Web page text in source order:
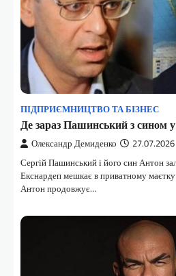
ПІДПРИЄМНИЦТВО ТА БІЗНЕС
Де зараз Пашинський з сином
Олександр Демиденко 27.07.2026
Сергій Пашинський і його син Антон
Екснардеп мешкає в приватному
Антон продовжує…